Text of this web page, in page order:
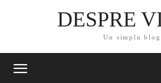
DESPRE
Un simplu blog